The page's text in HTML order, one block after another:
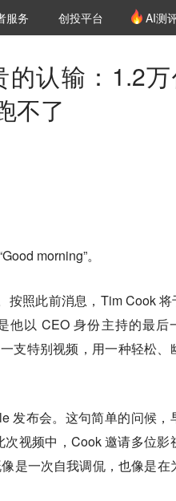
氪堂
服务 创投平台 AI测
的认输：1.2
不了
morning”。
按照此前消息，Tim Cook 将
他以 CEO 身份主持的最后
支特别视频，用一种轻松、
发布会。这句简单的问候，
视频中，Cook 邀请多位影
是一次自我调侃，也像是在